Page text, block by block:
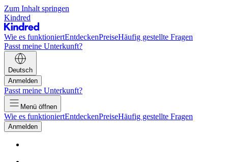
Zum Inhalt springen
Kindred
Wie es funktioniertEntdeckenPreiseHäufig gestellte Fragen
Passt meine Unterkunft?
Deutsch
Anmelden
Passt meine Unterkunft?
Menü öffnen
Wie es funktioniertEntdeckenPreiseHäufig gestellte Fragen
Anmelden